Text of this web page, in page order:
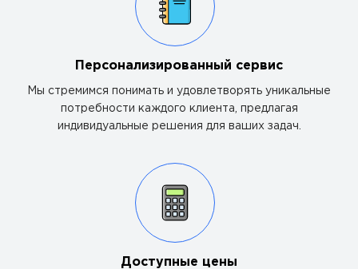
Персонализированный сервис
Мы стремимся понимать и удовлетворять уникальные
потребности каждого клиента, предлагая
индивидуальные решения для ваших задач.
Доступные цены